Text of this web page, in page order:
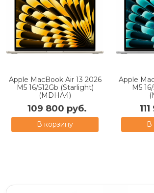
Apple MacBook Air 13 2026
M5 16/512Gb (Starlight)
(MDHA4)
109 800 руб.
В корзину
Apple
M5
В